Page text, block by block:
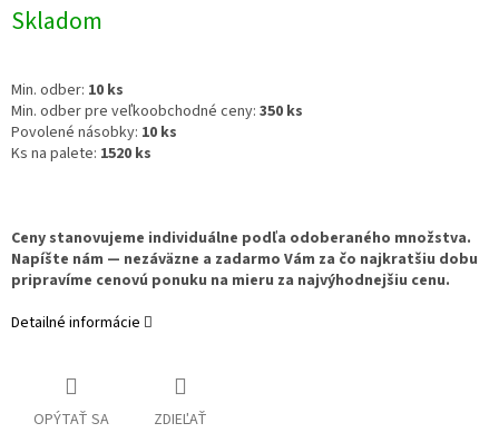
Skladom
Min. odber: 10 ks
Min. odber pre veľkoobchodné ceny: 350 ks
Povolené násobky: 10 ks
Ks na palete: 1520 ks
Ceny stanovujeme individuálne podľa odoberaného množstva.
Napíšte nám — nezáväzne a zadarmo Vám za čo najkratšiu dobu
pripravíme cenovú ponuku na mieru za najvýhodnejšiu cenu.
Detailné informácie
OPÝTAŤ SA ZDIEĽAŤ